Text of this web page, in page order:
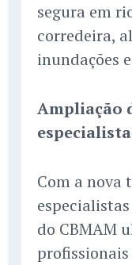
segura em
corredeira,
inundações
Ampliação
Com a nova
do CBMAM